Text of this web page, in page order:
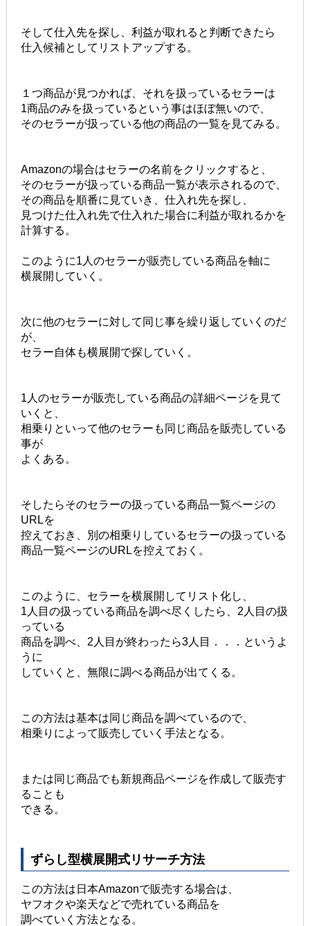
そして仕入先を探し、利益が取れると判断できたら
仕入候補としてリストアップする。
１つ商品が見つかれば、それを扱っているセラーは
1商品のみを扱っているという事はほぼ無いので、
そのセラーが扱っている他の商品の一覧を見てみる。
Amazonの場合はセラーの名前をクリックすると、
そのセラーが扱っている商品一覧が表示されるので、
その商品を順番に見ていき、仕入れ先を探し、
見つけた仕入れ先で仕入れた場合に利益が取れるかを
計算する。
このように1人のセラーが販売している商品を軸に
横展開していく。
次に他のセラーに対して同じ事を繰り返していくのだ
が、
セラー自体も横展開で探していく。
1人のセラーが販売している商品の詳細ページを見て
いくと、
相乗りといって他のセラーも同じ商品を販売している
事が
よくある。
そしたらそのセラーの扱っている商品一覧ページの
URLを
控えておき、別の相乗りしているセラーの扱っている
商品一覧ページのURLを控えておく。
このように、セラーを横展開してリスト化し、
1人目の扱っている商品を調べ尽くしたら、2人目の扱
っている
商品を調べ、2人目が終わったら3人目．．．というよ
うに
していくと、無限に調べる商品が出てくる。
この方法は基本は同じ商品を調べているので、
相乗りによって販売していく手法となる。
または同じ商品でも新規商品ページを作成して販売す
ることも
できる。
ずらし型横展開式リサーチ方法
この方法は日本Amazonで販売する場合は、
ヤフオクや楽天などで売れている商品を
調べていく方法となる。